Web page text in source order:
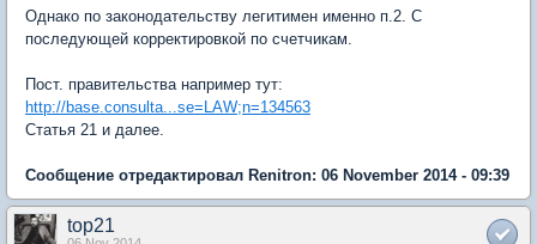
Однако по законодательству легитимен именно п.2. С
последующей корректировкой по счетчикам.
Пост. правительства например тут:
http://base.consulta...se=LAW;n=134563
Статья 21 и далее.
Сообщение отредактировал Renitron: 06 November 2014 - 09:39
top21